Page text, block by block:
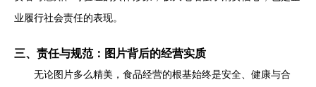
业履行社会责任的表现。
三、责任与规范：图片背后的经营实质
无论图片多么精美，食品经营的根基始终是安全、健康与合